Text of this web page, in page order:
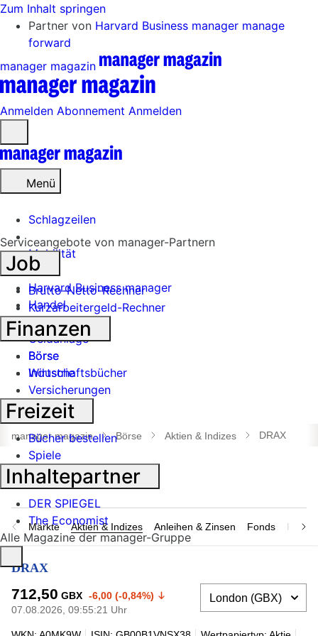
Zum Inhalt springen
Partner von Harvard Business manager manage
forward
manager magazin
Anmelden Abonnement Anmelden
öffnen
Menü
Schlagzeilen
Mobilität
Tech
Harvard Business manager
Handel
Banken
Geldanlage
Börse
Industrie
Suche
öffnen
manager magazin Börse Aktien & Indizes DRAX
Märkte Aktien & Indizes Anleihen & Zinsen Fonds
DRAX
712,50 GBX -6,00 (-0,84%)
07.08.2026, 09:55:21 Uhr
Serviceangebote von manager-Partnern
Job
Brutto-Netto-Rechner
Kurzarbeitergeld-Rechner
Finanzen
Börse
Wirtschaftsbücher
Versicherungen
Freizeit
Bücher bestellen
Spiele
Inhaltepartner
DER SPIEGEL
The Economist
Alle Magazine der manager-Gruppe